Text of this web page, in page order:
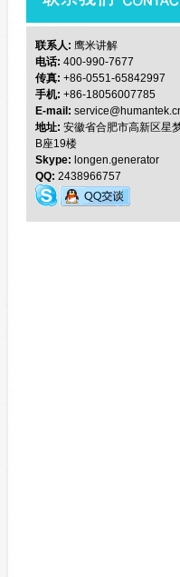
联系人: 鹰米讲解
电话: 400-990-7677
传真: +86-0551-65842997
手机: +86-18056007785
E-mail:
地址: 安徽省合肥市高新区星
B座19楼
Skype: longen.generator
QQ: 2438966757